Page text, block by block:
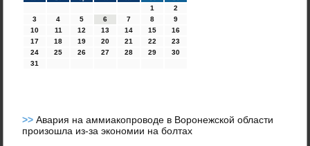
1
2
3
4 5 6 7 8
9
10
11 12 13 14 15
16
17
18 19 20 21 22
23
24
25 26 27 28 29
30
31
>>Авария на аммиакопроводе в Воронежской области
произошла из-за экономии на болтах